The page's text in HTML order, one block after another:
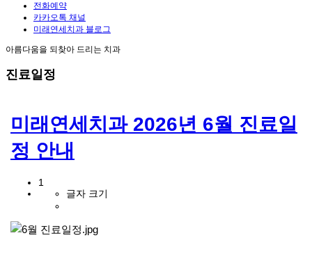
전화예약
카카오톡 채널
미래연세치과 블로그
아름다움을 되찾아 드리는 치과
진료일정
미래연세치과 2026년 6월 진료일
정 안내
1
글자 크기